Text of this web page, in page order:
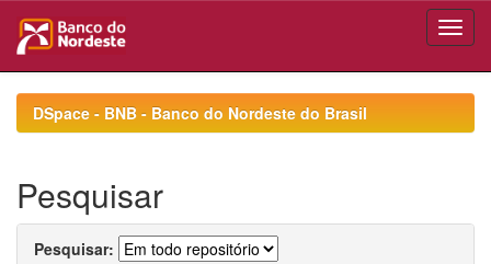
navigationDSpace - BNB - Banco do Nordeste do Brasil
Pesquisar
Pesquisar: